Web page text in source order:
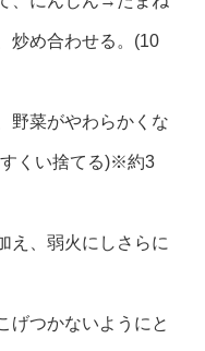
炒め合わせる。(10
野菜がやわらかくな
くい捨てる)※約3
え、弱火にしさらに
げつかないようにと